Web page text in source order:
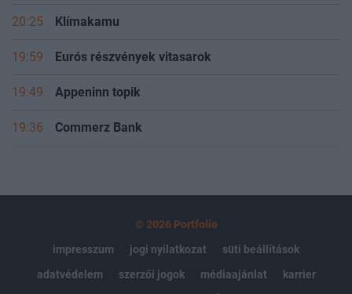
20:25 Klímakamu
19:59 Eurós részvények vitasarok
19:49 Appeninn topik
19:36 Commerz Bank
© 2026 Portfolio
impresszum
jogi nyilatkozat
süti beállítások
adatvédelem
szerzői jogok médiaajánlat
karrier